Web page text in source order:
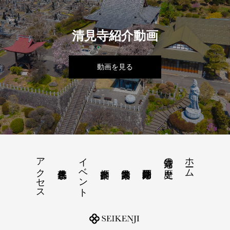
清見寺紹介動画
動画を見る
ホーム
清見寺の歴史
イベント
アクセス